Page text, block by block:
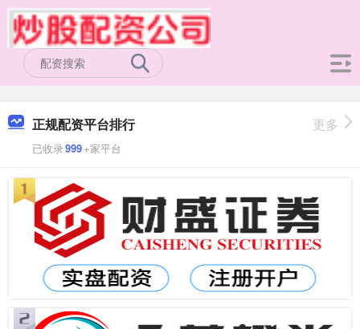
正规配资平台排行
已收录999+家平台
更多